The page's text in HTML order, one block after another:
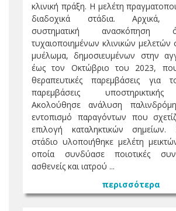
κλινική πράξη. Η μελέτη
διαδοχικά στάδια. Αρχικά,
συστηματική
τυχαιοποιημένων κλινικών
μυέλωμα, δημοσιευμένων στην
έως τον Οκτώβριο του 2023,
θεραπευτικές παρεμβάσεις
παρεμβάσεις
Ακολούθησε ανάλυση
εντοπισμό παραγόντων που
επιλογή καταληκτικών
στάδιο υλοποιήθηκε μελέτη
οποία συνδύασε ποιοτικές
ασθενείς και ιατρού ...
περισσότερα